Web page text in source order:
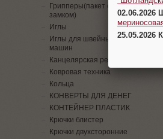
Грипперы(пакет с
замком)
Иглы
Иглы для швейных
машин
Канцелярская резинка
Ковровая техника
Кольца
КОНВЕРТЫ ДЛЯ ДЕНЕГ
КОНТЕЙНЕР ПЛАСТИК
Крючки блистер
Крючки двухсторонние
25.05.2026